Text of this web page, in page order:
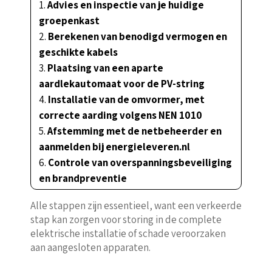
Advies en inspectie van je huidige
groepenkast
Berekenen van benodigd vermogen en
geschikte kabels
Plaatsing van een aparte
aardlekautomaat voor de PV-string
Installatie van de omvormer, met
correcte aarding volgens NEN 1010
Afstemming met de netbeheerder en
aanmelden bij energieleveren.nl
Controle van overspanningsbeveiliging
en brandpreventie
Alle stappen zijn essentieel, want een verkeerde
stap kan zorgen voor storing in de complete
elektrische installatie of schade veroorzaken
aan aangesloten apparaten.